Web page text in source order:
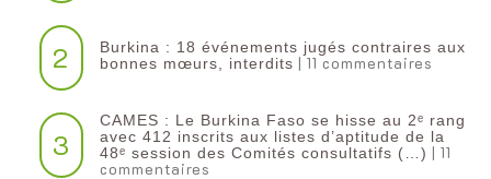
2
Burkina : 18 événements jugés contraires aux
bonnes mœurs, interdits | 11 commentaires
3
CAMES : Le Burkina Faso se hisse au 2ᵉ rang
avec 412 inscrits aux listes d’aptitude de la
48ᵉ session des Comités consultatifs (…) | 11
commentaires